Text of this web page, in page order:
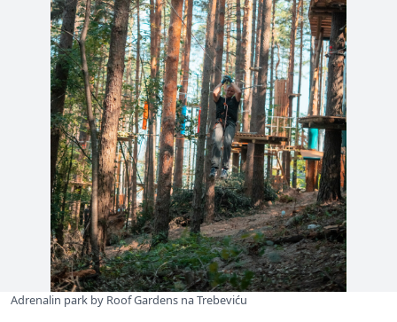
Adrenalin park by Roof Gardens na Trebeviću